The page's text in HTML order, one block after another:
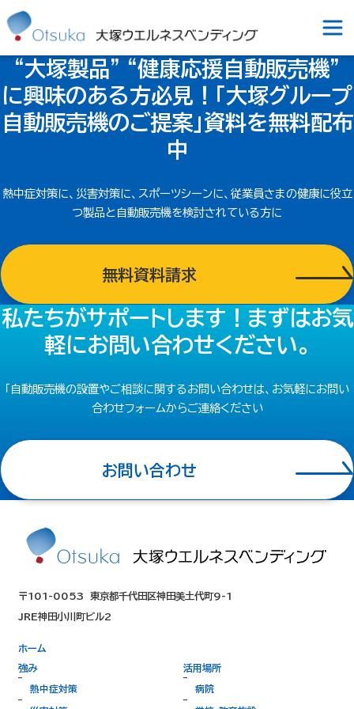
“大塚製品” “健康応援自動販売機”
に興味のある方必見！
「大塚グループ
自動販売機のご提案」資料を無料配布
中
熱中症対策に、災害対策に、スポーツシーンに、従業員さまの健康に役立
つ製品と自動販売機を検討されている方に
無料資料請求
私たちがサポートします！ まずはお気
軽にお問い合わせください。
「自動販売機の設置やご相談に関するお問い合わせは、お気軽にお問い
合わせフォームからご連絡ください
お問い合わせ
〒101-0053 東京都千代田区神田美土代町9-1
JRE神田小川町ビル2
ホーム
強み
熱中症対策
活用場所
病院